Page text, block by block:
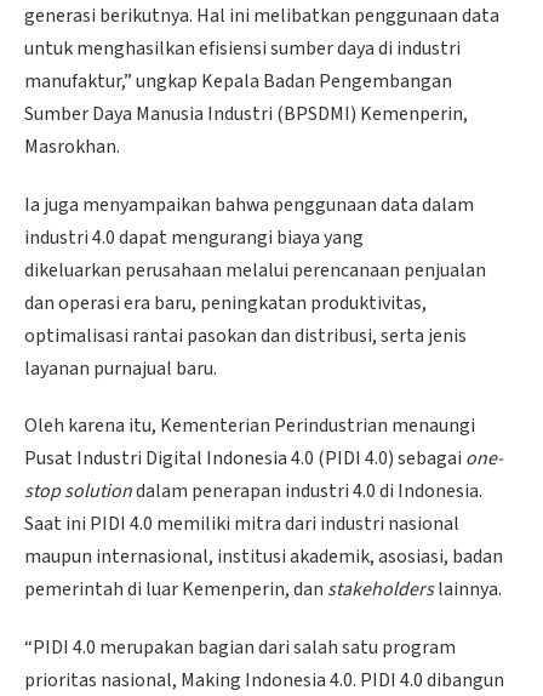
generasi berikutnya. Hal ini melibatkan penggunaan data
untuk menghasilkan efisiensi sumber daya di industri
manufaktur,” ungkap Kepala Badan Pengembangan
Sumber Daya Manusia Industri (BPSDMI) Kemenperin,
Masrokhan.
Ia juga menyampaikan bahwa penggunaan data dalam
industri 4.0 dapat mengurangi biaya yang
dikeluarkan perusahaan melalui perencanaan penjualan
dan operasi era baru, peningkatan produktivitas,
optimalisasi rantai pasokan dan distribusi, serta jenis
layanan purnajual baru.
Oleh karena itu, Kementerian Perindustrian menaungi
Pusat Industri Digital Indonesia 4.0 (PIDI 4.0) sebagai one-
stop solutiondalam penerapan industri 4.0 di Indonesia.
Saat ini PIDI 4.0 memiliki mitra dari industri nasional
maupun internasional, institusi akademik, asosiasi, badan
pemerintah di luar Kemenperin, dan stakeholderslainnya.
“PIDI 4.0 merupakan bagian dari salah satu program
prioritas nasional, Making Indonesia 4.0. PIDI 4.0 dibangun